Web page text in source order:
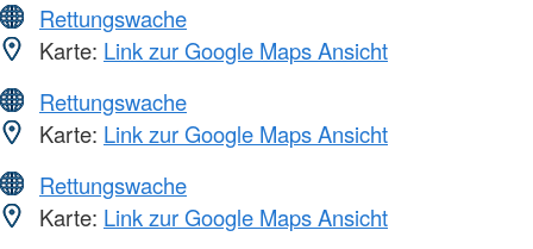
Rettungswache
Karte: Link zur Google Maps Ansicht
Rettungswache
Karte: Link zur Google Maps Ansicht
Rettungswache
Karte: Link zur Google Maps Ansicht